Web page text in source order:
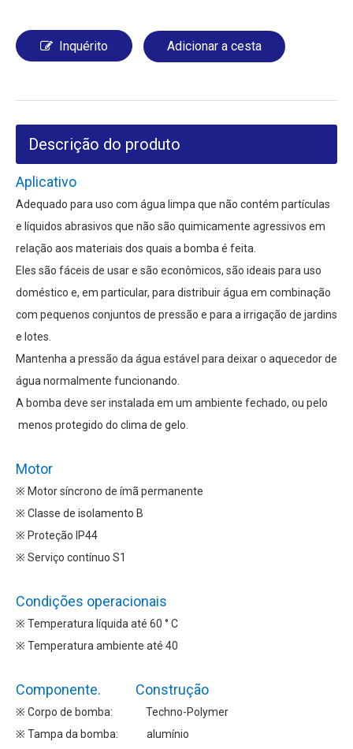
Inquérito Adicionar a cesta
Descrição do produto
Aplicativo
Adequado para uso com água limpa que não contém partículas
e líquidos abrasivos que não são quimicamente agressivos em
relação aos materiais dos quais a bomba é feita.
Eles são fáceis de usar e são econômicos, são ideais para uso
doméstico e, em particular, para distribuir água em combinação
com pequenos conjuntos de pressão e para a irrigação de jardins
e lotes.
Mantenha a pressão da água estável para deixar o aquecedor de
água normalmente funcionando.
A bomba deve ser instalada em um ambiente fechado, ou pelo
menos protegido do clima de gelo.
Motor
※ Motor síncrono de ímã permanente
※ Classe de isolamento B
※ Proteção IP44
※ Serviço contínuo S1
Condições operacionais
※ Temperatura líquida até 60 ° C
※ Temperatura ambiente até 40
Componente. Construção
※ Corpo de bomba: Techno-Polymer
※ Tampa da bomba: alumínio